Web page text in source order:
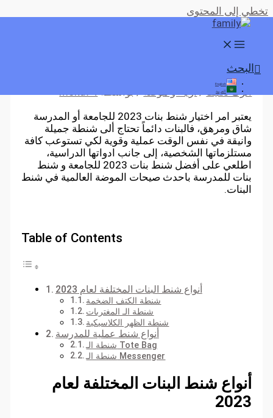
تخطي إلى المحتوى
البحث
English
العربية
شنط بنات أحدث موضة 2023
اترك تعليقاً
يعتبر امر اختيار شنط بنات 2023 للجامعة أو المدرسة
شاق ومرهق، فالبنات دائماً تحتاج ألى شنطة جميلة
وانيقة في نفس الوقت عملية وقوية لكي تستوعب كافة
مستلزماتها الشخصية، إلى جانب ادواتها الدراسية،
اطلعي على أفضل شنط بنات 2023 للجامعة و شنط
بنات للمدرسة باحدث صيحات الموضة العالمية في شنط
البنات.
Table of Contents
أنواع شنط البنات المختلفة لعام 2023
شنطة الكتف الضخمة
شنطة الـ المغتربات
شنطة الظهر الكلاسيكية
أنواع شنط عملية للمدرسة
شنطة الـ Tote Bag
شنطة الـ Messenger
أنواع شنط البنات المختلفة لعام
2023